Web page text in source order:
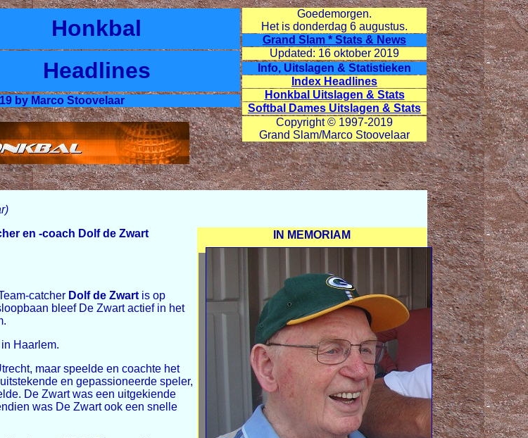
Goedemorgen.
Het is donderdag 6 augustus.
Grand Slam * Stats & News
Updated: 16 oktober 2019
Info, Uitslagen & Statistieken
Index Headlines
Honkbal Uitslagen & Stats
Softbal Dames Uitslagen & Stats
Copyright © 1997-2019
Grand Slam/Marco Stoovelaar
Honkbal
Headlines
by Marco Stoovelaar
IN MEMORIAM
en -coach Dolf de Zwart
catcher Dolf de Zwart is op
bleef De Zwart actief in het
Haarlem.
maar speelde en coachte het
en gepassioneerde speler,
De Zwart was een uitgekiende
was De Zwart ook een snelle